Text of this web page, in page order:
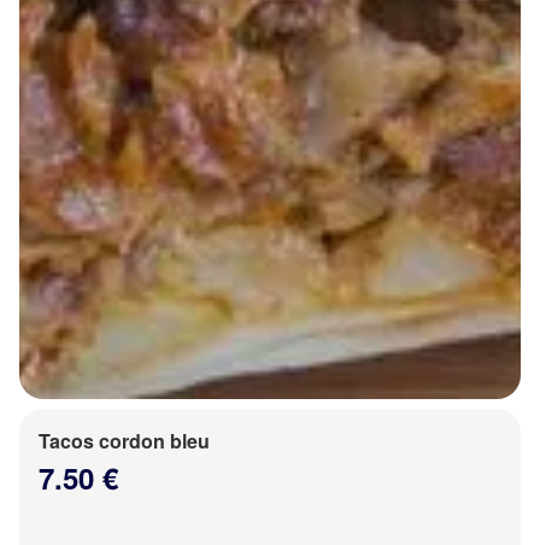
Tacos cordon bleu
7.50 €